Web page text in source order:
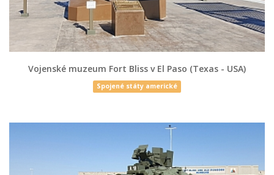
Vojenské muzeum Fort Bliss v El Paso (Texas - USA)
Spojené státy americké